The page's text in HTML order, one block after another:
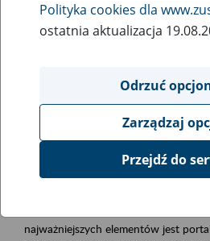
Rodzaj wydarzenia
Szkolenia
Obszar merytoryczny
obsługa klientów
Opis wydarzenia
Platforma Usług Elektronicznych
najważniejszych elementów jest
Polityka cookies dla
ostatnia aktualizacja
Odrzuć
Zarządzaj
Przejdź do